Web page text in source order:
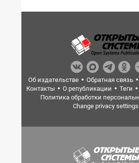
Об издательстве Обратная связь
Контакты
О републикации Теги
Политика обработки
Change privacy settings